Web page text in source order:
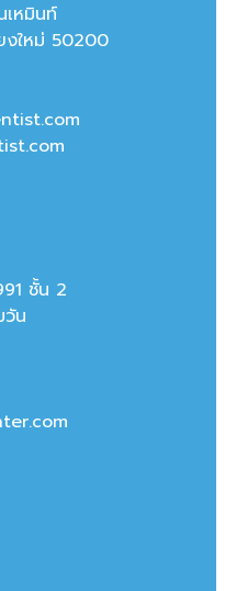
หมินท์
งใหม่ 50200
ชั้น 2
น